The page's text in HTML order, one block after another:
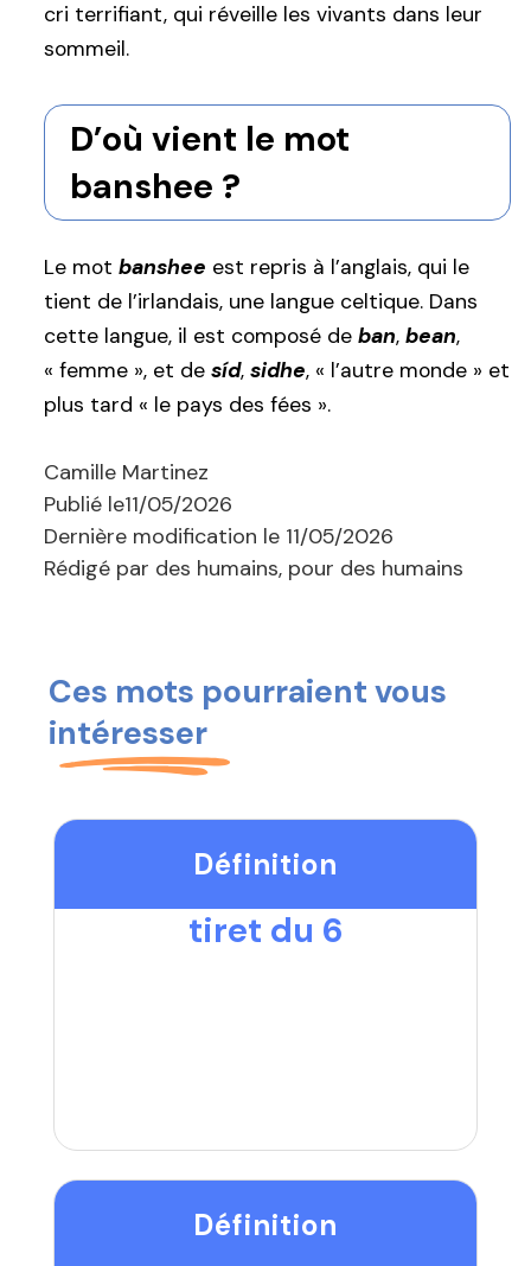
cri terrifiant, qui réveille les vivants dans leur
sommeil.
D’où vient le mot
banshee ?
Le mot banshee est repris à l’anglais, qui le
tient de l’irlandais, une langue celtique. Dans
cette langue, il est composé de ban, bean,
« femme », et de síd, sidhe, « l’autre monde » et
plus tard « le pays des fées ».
Camille Martinez
Publié le11/05/2026
Dernière modification le 11/05/2026
Rédigé par des humains, pour des humains
Ces mots pourraient vous
intéresser
Définition
tiret du 6
Définition